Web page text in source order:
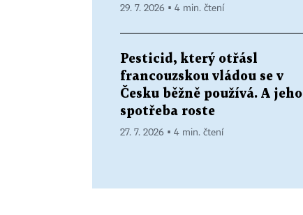
29. 7. 2026 ▪ 4 min. čtení
Pesticid, který otřásl
francouzskou vládou se v
Česku běžně používá. A jeho
spotřeba roste
27. 7. 2026 ▪ 4 min. čtení